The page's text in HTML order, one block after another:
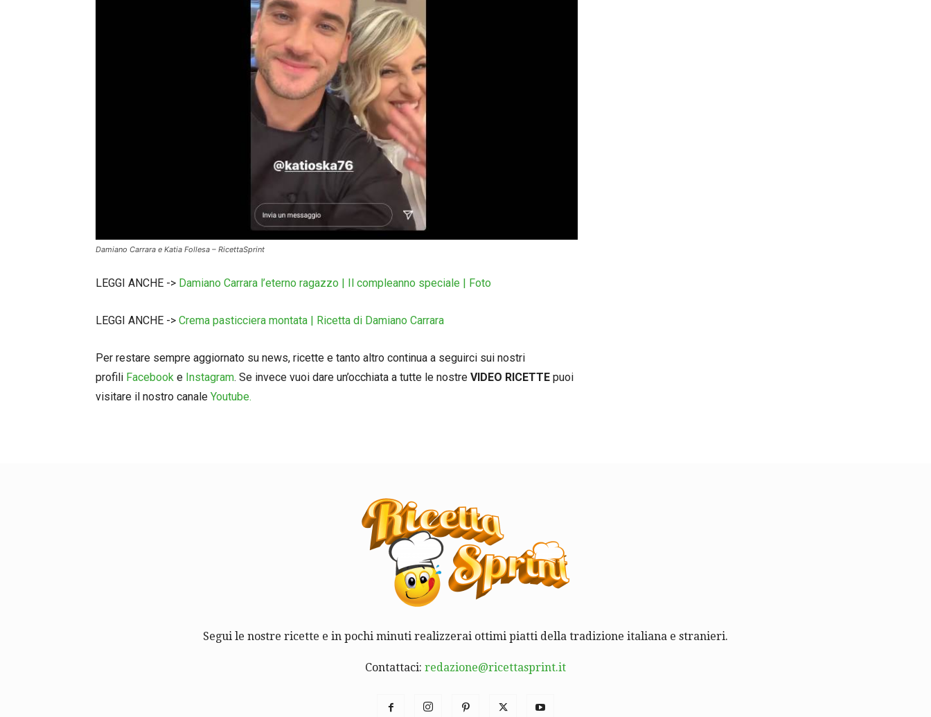
Damiano Carrara e Katia Follesa – RicettaSprint
LEGGI ANCHE -> Damiano Carrara l’eterno ragazzo | Il compleanno speciale | Foto
LEGGI ANCHE -> Crema pasticciera montata | Ricetta di Damiano Carrara
Per restare sempre aggiornato su news, ricette e tanto altro continua a seguirci sui nostri
profili Facebook e Instagram. Se invece vuoi dare un’occhiata a tutte le nostre VIDEO RICETTE puoi
visitare il nostro canale Youtube.
Segui le nostre ricette e in pochi minuti realizzerai ottimi piatti della tradizione italiana e stranieri.
Contattaci: redazione@ricettasprint.it